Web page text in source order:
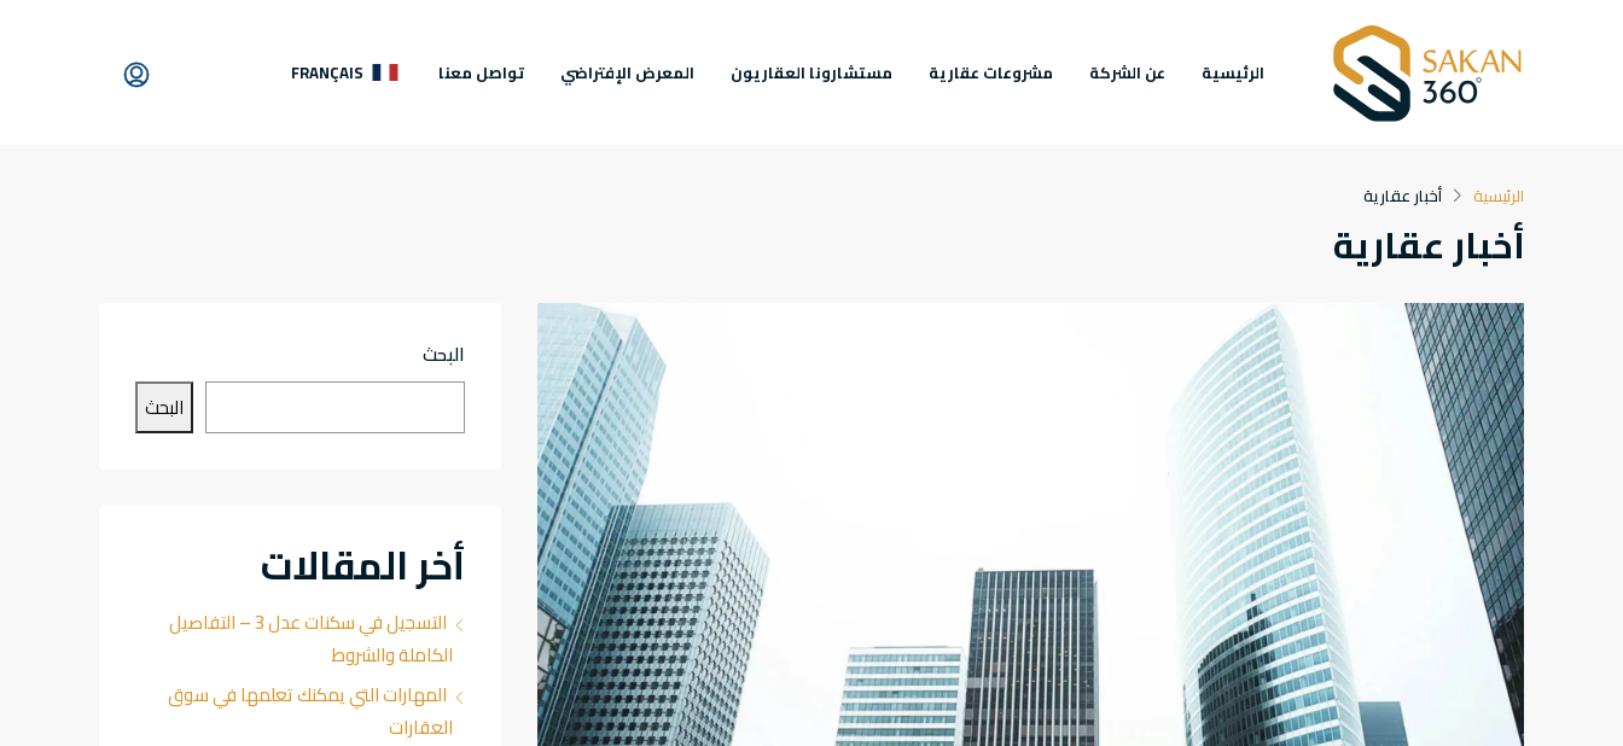
الرئيسية عن الشركة مشروعات عقارية مستشارونا العقاريون المعرض الإفتراضي تواصل معنا FRANÇAIS
الرئيسية أخبار عقارية
أخبار عقارية
البحث
البحث
أخر المقالات
التسجيل في سكنات عدل 3 – التفاصيل
الكاملة والشروط
المهارات التي يمكنك تعلمها في سوق
العقارات